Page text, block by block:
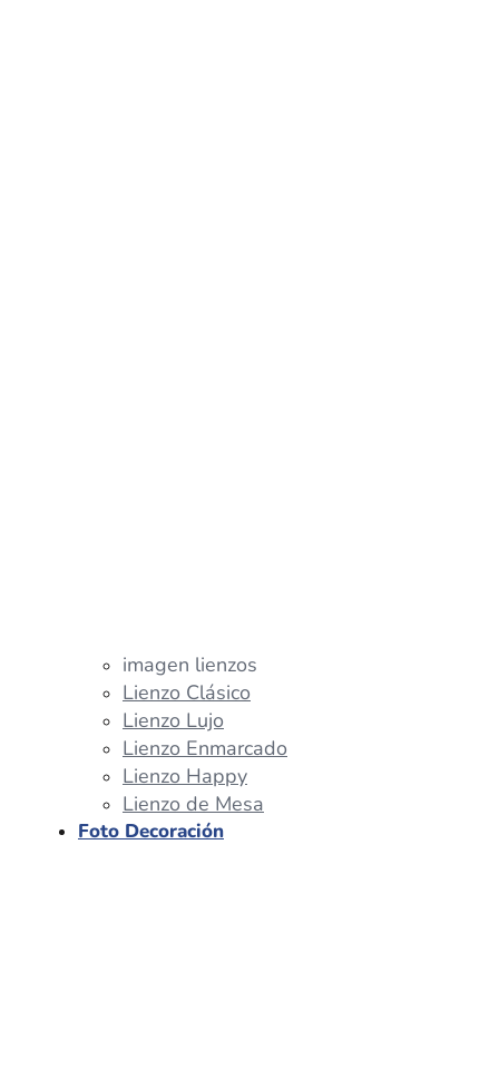
imagen lienzos
Lienzo Clásico
Lienzo Lujo
Lienzo Enmarcado
Lienzo Happy
Lienzo de Mesa
Foto Decoración